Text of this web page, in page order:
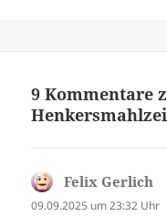
9 Kommentare
Felix Gerlich
09.09.2025 um 23:32 Uhr